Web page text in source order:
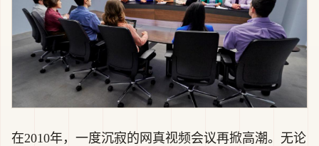
在2010年，一度沉寂的网真视频会议再掀高潮。无论